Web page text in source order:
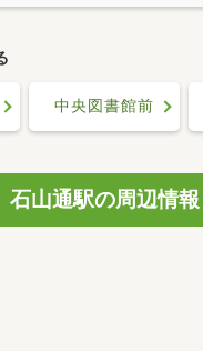
中央図書館前
石山通駅の周辺情報